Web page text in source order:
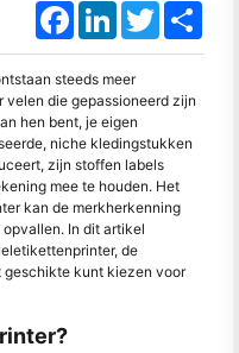
FacebookLinkedInTwitter
steeds meer
die gepassioneerd zijn
hen bent, je eigen
niche kledingstukken
zijn stoffen labels
mee te houden. Het
kan de merkherkenning
In dit artikel
de
geschikte kunt kiezen voor